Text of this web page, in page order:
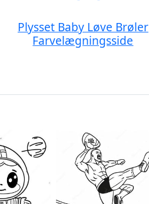
Plysset Baby Løve Brøler
Farvelægningsside